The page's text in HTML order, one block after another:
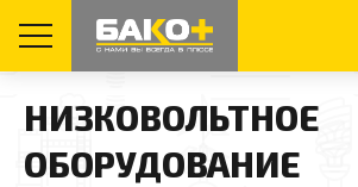
НИЗКОВОЛЬТНОЕ
ОБОРУДОВАНИЕ